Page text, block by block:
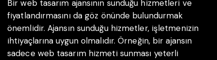
Bir web tasarım ajansının sunduğu hizmetleri ve
fiyatlandırmasını da göz önünde bulundurmak
önemlidir. Ajansın sunduğu hizmetler, işletmenizin
ihtiyaçlarına uygun olmalıdır. Örneğin, bir ajansın
sadece web tasarım hizmeti sunması yeterli